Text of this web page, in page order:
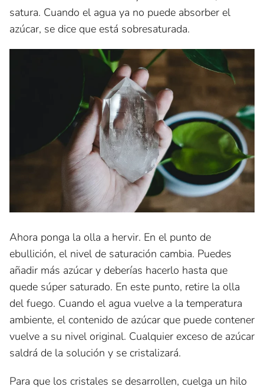
satura. Cuando el agua ya no puede absorber el
azúcar, se dice que está sobresaturada.
Ahora ponga la olla a hervir. En el punto de
ebullición, el nivel de saturación cambia. Puedes
añadir más azúcar y deberías hacerlo hasta que
quede súper saturado. En este punto, retire la olla
del fuego. Cuando el agua vuelve a la temperatura
ambiente, el contenido de azúcar que puede contener
vuelve a su nivel original. Cualquier exceso de azúcar
saldrá de la solución y se cristalizará.
Para que los cristales se desarrollen, cuelga un hilo